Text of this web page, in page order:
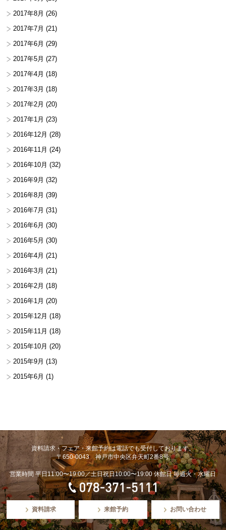
2017年8月 (26)
2017年7月 (21)
2017年6月 (29)
2017年5月 (27)
2017年4月 (18)
2017年3月 (18)
2017年2月 (20)
2017年1月 (23)
2016年12月 (28)
2016年11月 (24)
2016年10月 (32)
2016年9月 (32)
2016年8月 (39)
2016年7月 (31)
2016年6月 (30)
2016年5月 (30)
2016年4月 (21)
2016年3月 (21)
2016年2月 (18)
2016年1月 (20)
2015年12月 (18)
2015年11月 (18)
2015年10月 (20)
2015年9月 (13)
2015年6月 (1)
資料請求・フェア・来館予約は電話でも受付しております。
〒650-0043 神戸市中央区弁天町2番8号
営業時間 平日11:00〜19:00／土日祝日10:00〜19:00 休館日 毎週火・水曜日
資料請求 来館予約 お問い合わせ